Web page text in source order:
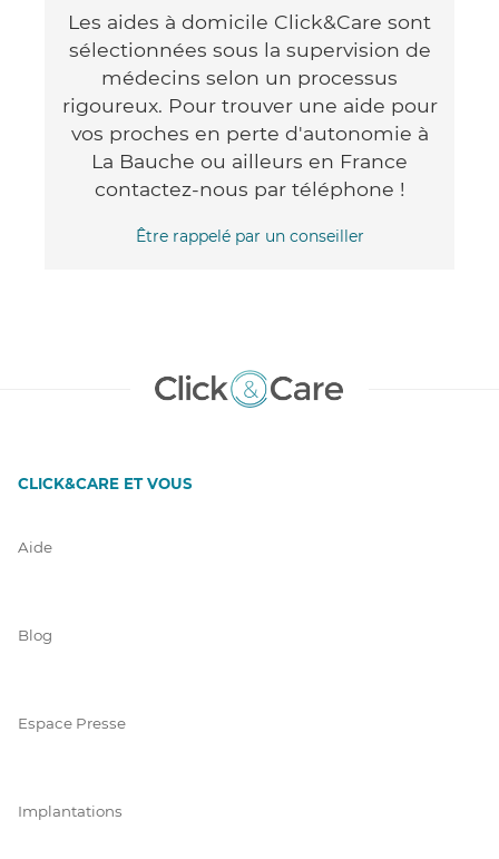
Les aides à domicile Click&Care sont
sélectionnées sous la supervision de
médecins selon un processus
rigoureux. Pour trouver une aide pour
vos proches en perte d'autonomie à
La Bauche ou ailleurs en France
contactez-nous par téléphone !
Être rappelé par un conseiller
CLICK&CARE ET VOUS
Aide
Blog
Espace Presse
Implantations